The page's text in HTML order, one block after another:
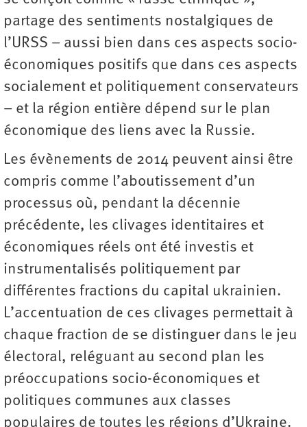
partage des sentiments nostalgiques de
l’URSS – aussi bien dans ces aspects socio-
économiques positifs que dans ces aspects
socialement et politiquement conservateurs
– et la région entière dépend sur le plan
économique des liens avec la Russie.
Les évènements de 2014 peuvent ainsi être
compris comme l’aboutissement d’un
processus où, pendant la décennie
précédente, les clivages identitaires et
économiques réels ont été investis et
instrumentalisés politiquement par
différentes fractions du capital ukrainien.
L’accentuation de ces clivages permettait à
chaque fraction de se distinguer dans le jeu
électoral, reléguant au second plan les
préoccupations socio-économiques et
politiques communes aux classes
populaires de toutes les régions d’Ukraine.